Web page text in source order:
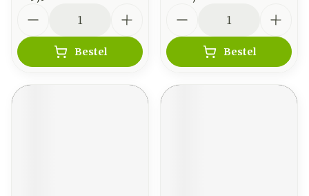
Bestel Bestel